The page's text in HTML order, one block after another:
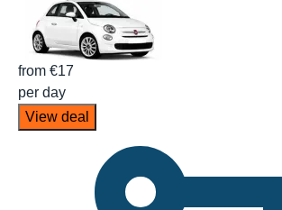
from €17
per day
View deal